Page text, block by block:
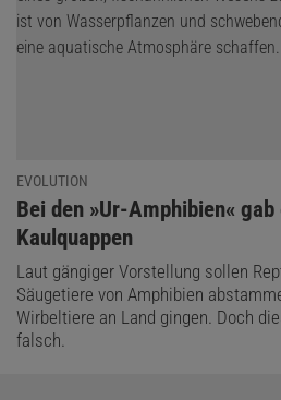
EVOLUTION
:
Bei den »Ur-Amphibien«
Kaulquappen
Laut gängiger Vorstellung sollen
Säugetiere von Amphibien
Wirbeltiere an Land gingen. Doch
falsch.